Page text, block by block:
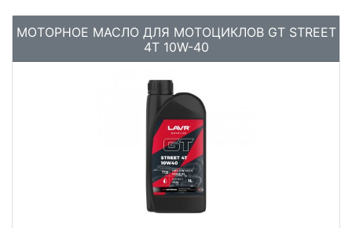
МОТОРНОЕ МАСЛО ДЛЯ МОТОЦИКЛОВ GT STREET
4T 10W-40